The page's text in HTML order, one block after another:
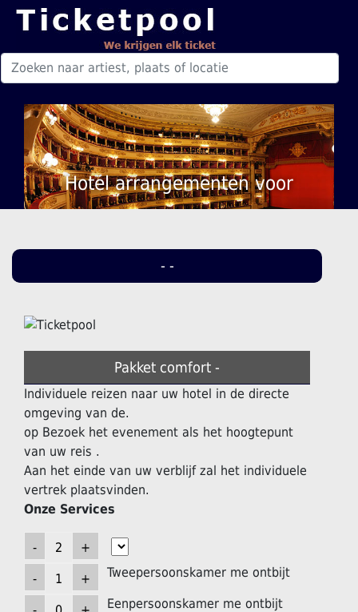
Hotel arrangementen voor
- -
Pakket comfort -
Individuele reizen naar uw hotel in de directe
omgeving van de.
op Bezoek het evenement als het hoogtepunt
van uw reis .
Aan het einde van uw verblijf zal het individuele
vertrek plaatsvinden.
Onze Services
Tweepersoonskamer me ontbijt
Eenpersoonskamer me ontbijt